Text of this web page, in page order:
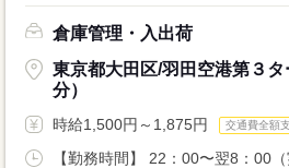
倉庫管理・入出荷
東京都大田区/羽田空港第３
分）
時給1,500円～1,875円 交通費全額
【勤務時間】 22：00〜翌8：00（